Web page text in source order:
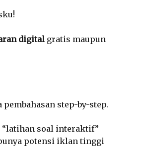
digital gratis maupun
step-by-step.
“latihan soal interaktif”
potensi iklan tinggi